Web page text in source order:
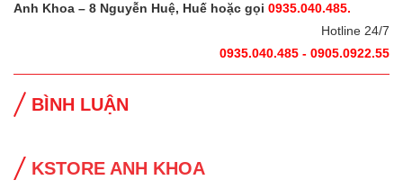
Anh Khoa – 8 Nguyễn Huệ, Huế hoặc gọi 0935.040.485.
Hotline 24/7
0935.040.485 - 0905.0922.55
BÌNH LUẬN
KSTORE ANH KHOA